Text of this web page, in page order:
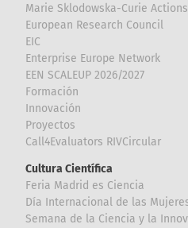
Marie Sklodowska-Curie Actions
European Research Council
EIC
Enterprise Europe Network
EEN SCALEUP 2026/2027
Formación
Innovación
Proyectos
Call4Evaluators RIVCircular
Cultura Científica
Feria Madrid es Ciencia
Día Internacional de las
Semana de la Ciencia y la